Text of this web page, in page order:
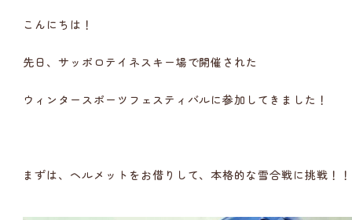
こんにちは！
先日、サッポロテイネスキー場で開催された
ウィンタースポーツフェスティバルに参加してきました！
まずは、ヘルメットをお借りして、本格的な雪合戦に挑戦！！